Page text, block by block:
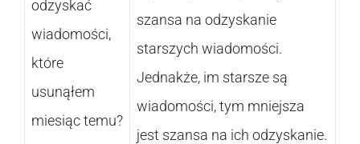
odzyskać
wiadomości,
które
usunąłem
miesiąc temu?
szansa na odzyskanie
starszych wiadomości.
Jednakże, im starsze są
wiadomości, tym mniejsza
jest szansa na ich odzyskanie.